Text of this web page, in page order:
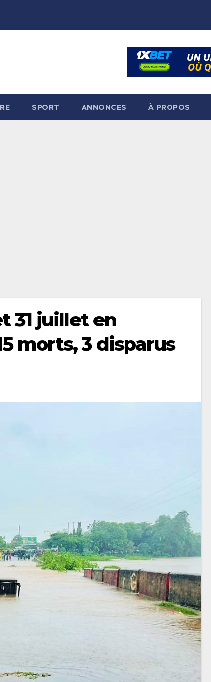
SPORT ANNONCES À PROPOS
31 juillet en
morts, 3 disparus